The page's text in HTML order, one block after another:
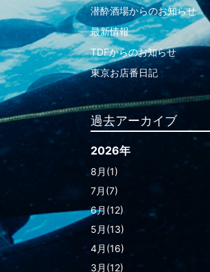
潜酔酒場からのお知らせ
最新情報
TDFからのお知らせ
東京お店番日記
過去アーカイブ
2026年
8月(1)
7月(7)
6月(12)
5月(13)
4月(16)
3月(12)